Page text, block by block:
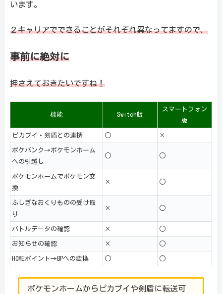
います。
２キャリアでできることがそれぞれ異なってますので、
事前に絶対に
押さえておきたいですね！
機能 Switch版
スマートフォン
版
ピカブイ・剣盾との連携 ○ ×
ポケバンク→ポケモンホーム
への引越し
○ ○
ポケモンホームでポケモン交
換
× ○
ふしぎなおくりものの受け取
り
× ○
バトルデータの確認 × ○
お知らせの確認 × ○
HOMEポイント→BPへの変換 ○ ○
ポケモンホームからピカブイや剣盾に転送可